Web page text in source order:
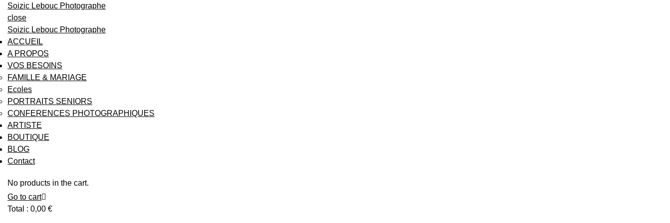
Soizic Lebouc Photographe
close
Soizic Lebouc Photographe
ACCUEIL
A PROPOS
VOS BESOINS
FAMILLE & MARIAGE
Ecoles
PORTRAITS SENIORS
CONFERENCES PHOTOGRAPHIQUES
ARTISTE
BOUTIQUE
BLOG
Contact
No products in the cart.
Go to cart
Total : 0,00 €